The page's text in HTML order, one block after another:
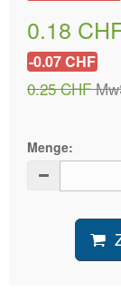
0.18
-0.07 CHF
0.25 CHF
Menge: